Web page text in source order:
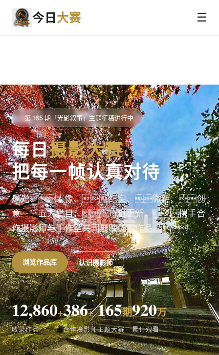
今日大赛 ☰
第 165 期「光影叙事」主题征稿进行中
每日摄影大赛
把每一帧认真对待
风光、人像、纪实、微距、创
意——五大栏目，每日更新，携手合
作摄影师与工作室共同展映优秀作品。
浏览作品库 认识摄影师
12,860+
收录作品
386+
合作摄影师
165期
主题大赛
920万
累计观看